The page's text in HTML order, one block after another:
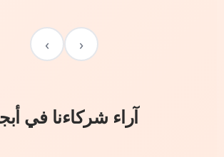
‹
›
آراء شركاءنا في